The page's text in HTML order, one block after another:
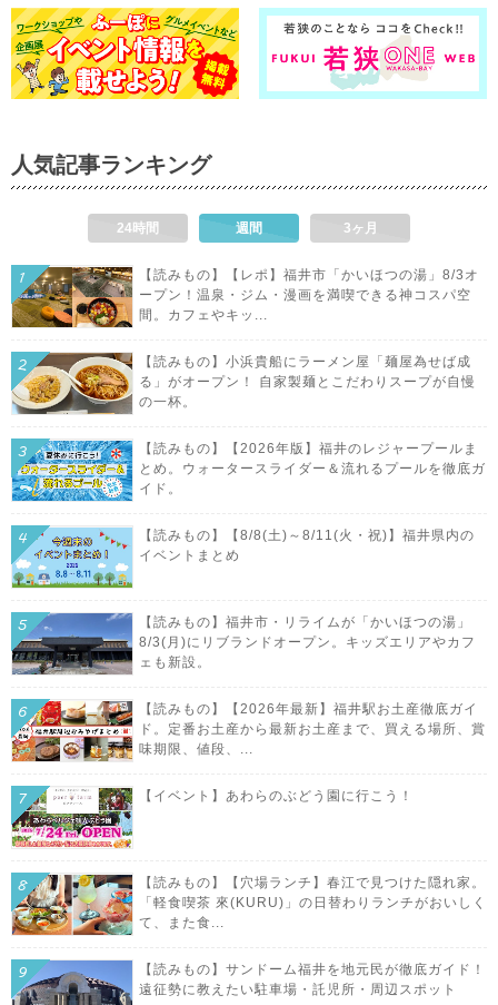
人気記事ランキング
24時間 週間 3ヶ月
【読みもの】【レポ】福井市「かいほつの湯」8/3オ
ープン！温泉・ジム・漫画を満喫できる神コスパ空
間。カフェやキッ...
【読みもの】小浜貴船にラーメン屋「麺屋為せば成
る」がオープン！ 自家製麺とこだわりスープが自慢
の一杯。
【読みもの】【2026年版】福井のレジャープールま
とめ。ウォータースライダー＆流れるプールを徹底ガ
イド。
【読みもの】【8/8(土)～8/11(火・祝)】福井県内の
イベントまとめ
【読みもの】福井市・リライムが「かいほつの湯」
8/3(月)にリブランドオープン。キッズエリアやカフ
ェも新設。
【読みもの】【2026年最新】福井駅お土産徹底ガイ
ド。定番お土産から最新お土産まで、買える場所、賞
味期限、値段、...
【イベント】あわらのぶどう園に行こう！
【読みもの】【穴場ランチ】春江で見つけた隠れ家。
「軽食喫茶 來(KURU)」の日替わりランチがおいしく
て、また食...
【読みもの】サンドーム福井を地元民が徹底ガイド！
遠征勢に教えたい駐車場・託児所・周辺スポット